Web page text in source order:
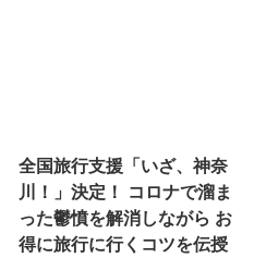
全国旅行支援「いざ、神奈
川！」決定！ コロナで溜ま
った鬱憤を解消しながら お
得に旅行に行くコツを伝授